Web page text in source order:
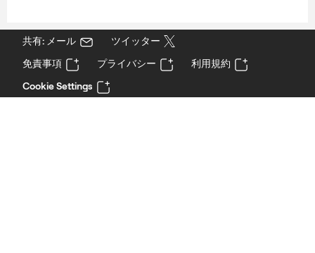
共有: メール
ツイッター
免責事項
プライバシー
利用規約
Cookie Settings